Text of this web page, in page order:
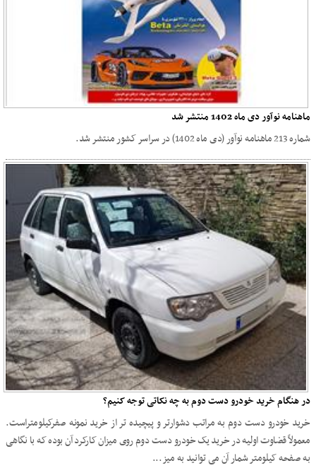
ماهنامه نوآور دی ماه 1402 منتشر شد
شماره 213 ماهنامه نوآور (دی ماه 1402) در سراسر کشور منتشر شد.
در هنگام خرید خودرو دست دوم به چه نکاتی توجه کنیم؟
خرید خودرو دست دوم به مراتب دشوارتر و پیچیده تر از خرید نمونه صفرکیلومتراست.
معمولاً قضاوت اولیه در خرید یک خودرو دست دوم روی میزان کارکرد آن بوده که با نگاهی
به صفحه کیلومتر شمار آن می ‏توانید به میز...